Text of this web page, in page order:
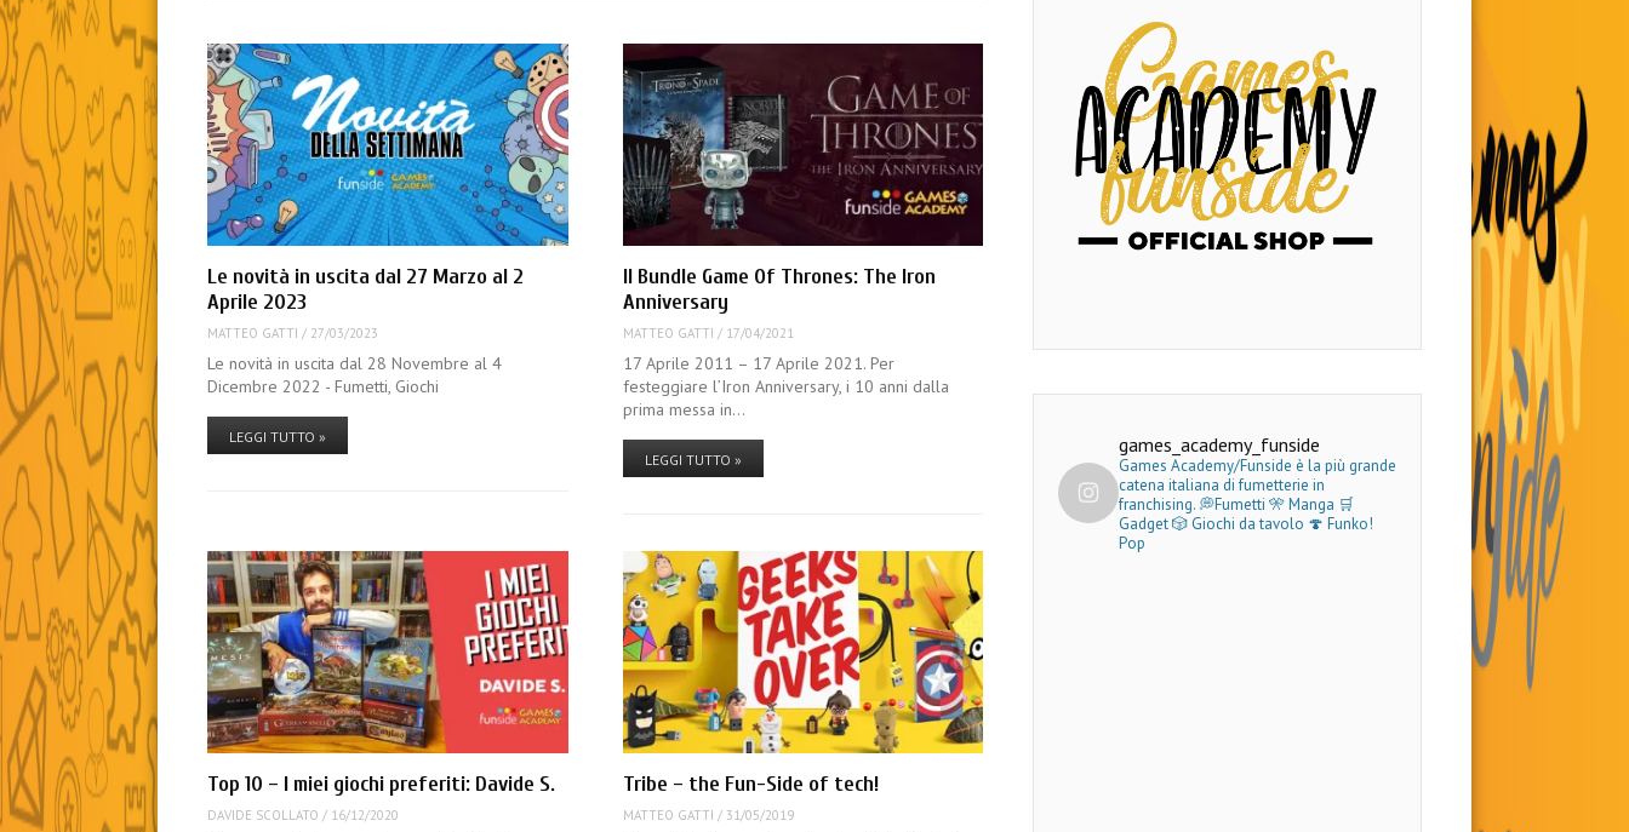
Le novità in uscita dal 27 Marzo al 2
Aprile 2023
MATTEO GATTI / 27/03/2023
Le novità in uscita dal 28 Novembre al 4
Dicembre 2022 - Fumetti, Giochi
LEGGI TUTTO »
Il Bundle Game Of Thrones: The Iron
Anniversary
MATTEO GATTI / 17/04/2021
17 Aprile 2011 – 17 Aprile 2021. Per
festeggiare l’Iron Anniversary, i 10 anni dalla
prima messa in…
LEGGI TUTTO »
Top 10 – I miei giochi preferiti: Davide S.
DAVIDE SCOLLATO / 16/12/2020
Tribe – the Fun-Side of tech!
MATTEO GATTI / 31/05/2019
games_academy_funside
Games Academy/Funside è la più grande
catena italiana di fumetterie in
franchising.💭Fumetti 🎌 Manga 🛒
Gadget🎲 Giochi da tavolo 🍄 Funko!
Pop